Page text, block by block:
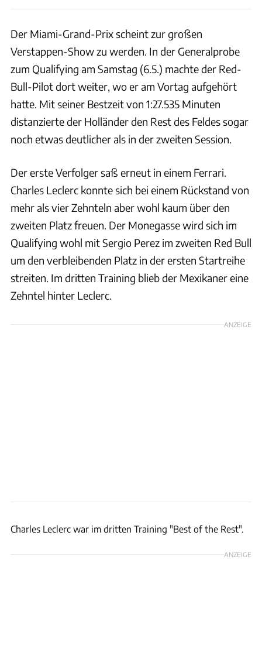
Der Miami-Grand-Prix scheint zur großen
Verstappen-Show zu werden. In der Generalprobe
zum Qualifying am Samstag (6.5.) machte der Red-
Bull-Pilot dort weiter, wo er am Vortag aufgehört
hatte. Mit seiner Bestzeit von 1:27.535 Minuten
distanzierte der Holländer den Rest des Feldes sogar
noch etwas deutlicher als in der zweiten Session.
Der erste Verfolger saß erneut in einem Ferrari.
Charles Leclerc konnte sich bei einem Rückstand von
mehr als vier Zehnteln aber wohl kaum über den
zweiten Platz freuen. Der Monegasse wird sich im
Qualifying wohl mit Sergio Perez im zweiten Red Bull
um den verbleibenden Platz in der ersten Startreihe
streiten. Im dritten Training blieb der Mexikaner eine
Zehntel hinter Leclerc.
ANZEIGE
Charles Leclerc war im dritten Training "Best of the Rest".
ANZEIGE